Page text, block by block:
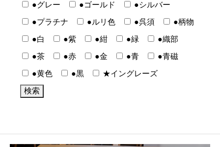
●グレー ●ゴールド ●シルバー
●プラチナ ●ルリ色 ●呉須 ●柄物
●白 ●紫 ●紺 ●緑 ●織部
●茶 ●赤 ●金 ●青 ●青磁
●黄色 ●黒 ★イングレーズ